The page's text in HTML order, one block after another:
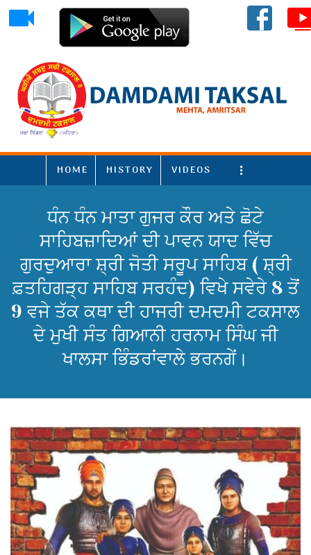
HOME HISTORY VIDEOS More
ਧੰਨ ਧੰਨ ਮਾਤਾ ਗੁਜਰ ਕੌਰ ਅਤੇ ਛੋਟੇ
ਸਾਹਿਬਜ਼ਾਦਿਆਂ ਦੀ ਪਾਵਨ ਯਾਦ ਵਿੱਚ
ਗੁਰਦੁਆਰਾ ਸ਼੍ਰੀ ਜੋਤੀ ਸਰੂਪ ਸਾਹਿਬ ( ਸ਼੍ਰੀ
ਫ਼ਤਹਿਗੜ੍ਹ ਸਾਹਿਬ ਸਰਹੰਦ) ਵਿਖੇ ਸਵੇਰੇ 8 ਤੋਂ
9 ਵਜੇ ਤੱਕ ਕਥਾ ਦੀ ਹਾਜਰੀ ਦਮਦਮੀ ਟਕਸਾਲ
ਦੇ ਮੁਖੀ ਸੰਤ ਗਿਆਨੀ ਹਰਨਾਮ ਸਿੰਘ ਜੀ
ਖਾਲਸਾ ਭਿੰਡਰਾਂਵਾਲੇ ਭਰਨਗੇਂ।